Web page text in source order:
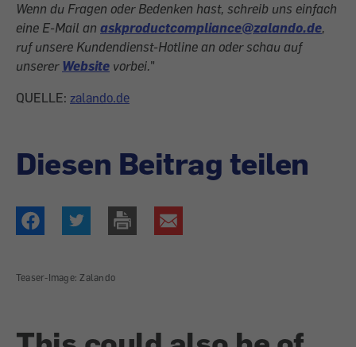
Wenn du Fragen oder Bedenken hast, schreib uns einfach
eine E-Mail an askproductcompliance@zalando.de,
ruf unsere Kundendienst-Hotline an oder schau auf
unserer Website vorbei."
QUELLE: zalando.de
Diesen Beitrag teilen
Teaser-Image: Zalando